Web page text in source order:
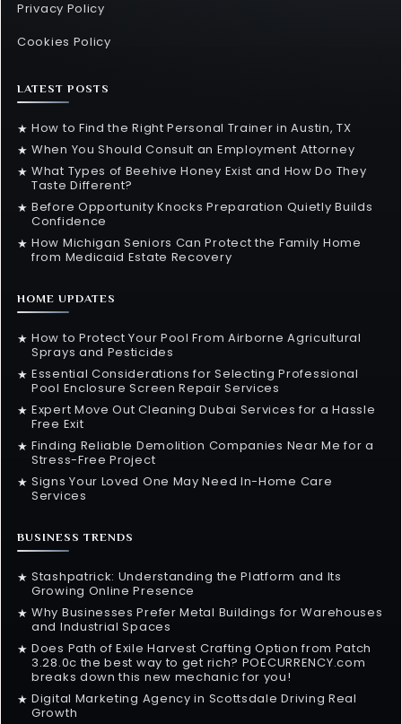
Privacy Policy
Cookies Policy
LATEST POSTS
★ How to Find the Right Personal Trainer in Austin, TX
★ When You Should Consult an Employment Attorney
★ What Types of Beehive Honey Exist and How Do They
Taste Different?
★ Before Opportunity Knocks Preparation Quietly Builds
Confidence
★ How Michigan Seniors Can Protect the Family Home
from Medicaid Estate Recovery
HOME UPDATES
★ How to Protect Your Pool From Airborne Agricultural
Sprays and Pesticides
★ Essential Considerations for Selecting Professional
Pool Enclosure Screen Repair Services
★ Expert Move Out Cleaning Dubai Services for a Hassle
Free Exit
★ Finding Reliable Demolition Companies Near Me for a
Stress-Free Project
★ Signs Your Loved One May Need In-Home Care
Services
BUSINESS TRENDS
★ Stashpatrick: Understanding the Platform and Its
Growing Online Presence
★ Why Businesses Prefer Metal Buildings for Warehouses
and Industrial Spaces
★ Does Path of Exile Harvest Crafting Option from Patch
3.28.0c the best way to get rich? POECURRENCY.com
breaks down this new mechanic for you!
★ Digital Marketing Agency in Scottsdale Driving Real
Growth